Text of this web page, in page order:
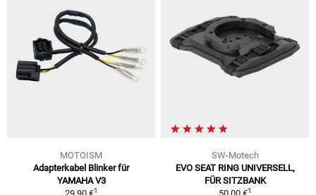
MOTOISM
Adapterkabel Blinker für
YAMAHA V3
1
SW-Motech
EVO SEAT RING UNIVERSELL,
FÜR SITZBANK
1